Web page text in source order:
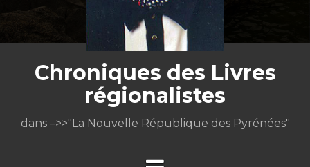
Chroniques des Livres
régionalistes
dans –>>"La Nouvelle République des Pyrénées"